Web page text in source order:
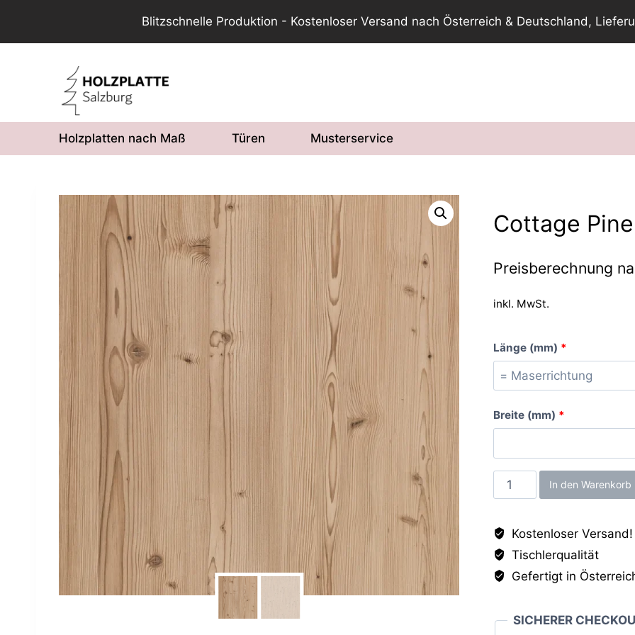
Blitzschnelle Produktion - Kostenloser Versand nach Österreich & Deutschland,
Holzplatten nach Maß Türen Musterservice
Cottage
Preisberechnung
inkl. MwSt.
Länge (mm) *
Breite (mm) *
Cottage
Pine
AT,
19mm
Menge
In den Warenkorb
Kostenloser Versand!
Tischlerqualität
Gefertigt in
SICHERER